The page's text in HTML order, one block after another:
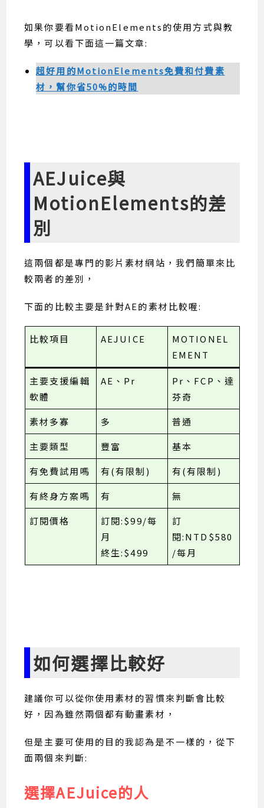
如果你要看MotionElements的使用方式與教
學，可以看下面這一篇文章:
超好用的MotionElements免費和付費素
材，幫你省50%的時間
AEJuice與
MotionElements的差
別
這兩個都是專門的影片素材網站，我們簡單來比
較兩者的差別，
下面的比較主要是針對AE的素材比較喔:
比較項目 AEJUICE
MOTIONEL
EMENT
主要支援編輯
軟體
AE、Pr
Pr、FCP、達
芬奇
素材多寡
多
普通
主要類型
豐富
基本
有免費試用嗎
有(有限制)
有(有限制)
有終身方案嗎
有
無
訂閱價格
訂閱:$99/每
月
終生:$499
訂
閱:NTD$580
/每月
如何選擇比較好
建議你可以從你使用素材的習慣來判斷會比較
好，因為雖然兩個都有動畫素材，
但是主要可使用的目的我認為是不一樣的，從下
面兩個來判斷:
選擇AEJuice的人